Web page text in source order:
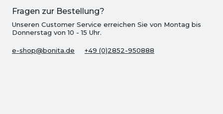
Fragen zur Bestellung?
Unseren Customer Service erreichen Sie von Montag bis
Donnerstag von 10 - 15 Uhr.
e-shop@bonita.de +49 (0)2852-950888